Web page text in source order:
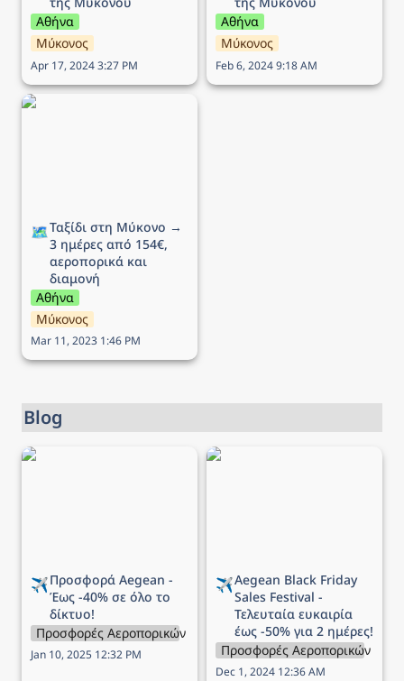
Αθήνα
Μύκονος
Apr 17, 2024 3:27 PM
Αθήνα
Μύκονος
Feb 6, 2024 9:18 AM
Ταξίδι στη Μύκονο → 3
🗺️Ταξίδι στη Μύκονο →
3 ημέρες από 154€,
αεροπορικά και
διαμονή
Αθήνα
Μύκονος
Mar 11, 2023 1:46 PM
Blog
Προσφορά Aegean - Έως
✈️
Έως -40% σε όλο το
δίκτυο!
Προσφορές Αεροπορικών Εταιρειών
Jan 10, 2025 12:32 PM
Aegean Black Friday Sales
✈️Aegean Black Friday
Sales Festival -
Τελευταία ευκαιρία
έως -50% για 2 ημέρες!
Προσφορές Αεροπορικών
Dec 1, 2024 12:36 AM